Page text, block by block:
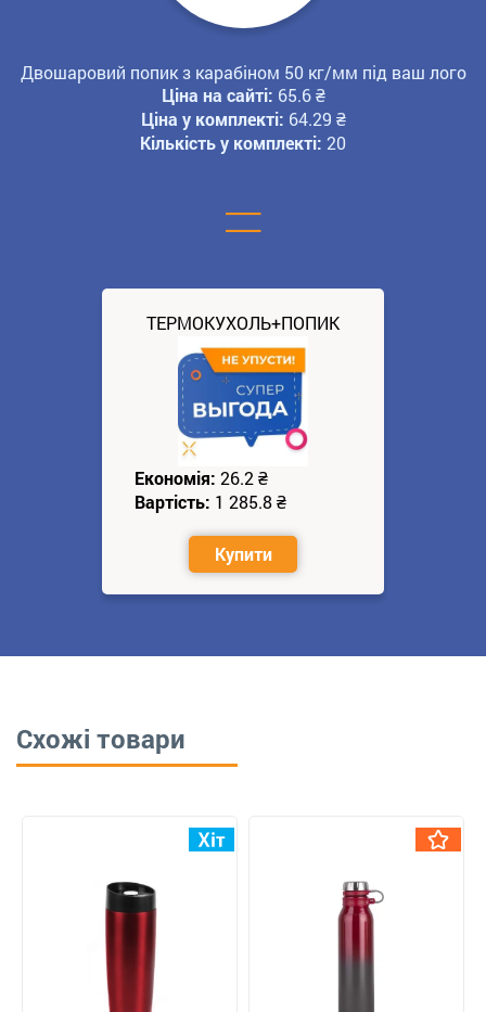
Двошаровий попик з карабіном 50 кг/мм під ваш лого
Ціна на сайті: 65.6 ₴
Ціна у комплекті: 64.29 ₴
Кількість у комплекті: 20
=
ТЕРМОКУХОЛЬ+ПОПИК
Економія: 26.2 ₴
Вартість: 1 285.8₴
Купити
Схожі товари